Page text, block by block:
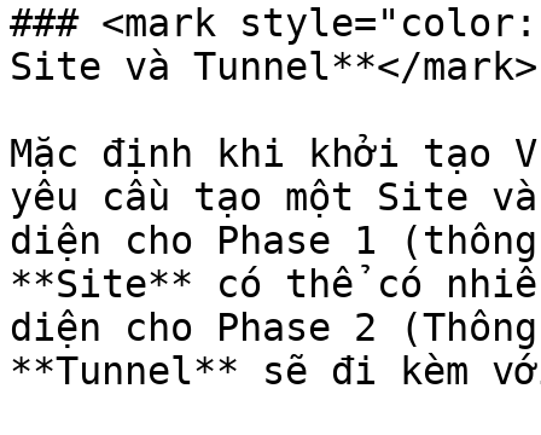
### <mark
Site và Tunnel**</mark>
Mặc định khi khởi tạo
yêu cầu tạo một Site
diện cho Phase 1
**Site** có thể có
diện cho Phase 2
**Tunnel** sẽ đi kèm